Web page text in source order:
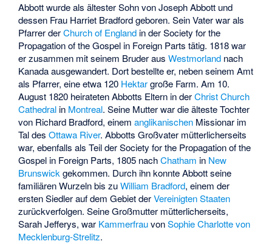
Abbott wurde als ältester Sohn von Joseph Abbott und
dessen Frau Harriet Bradford geboren. Sein Vater war als
Pfarrer derChurch of England in derSociety for the
Propagation of the Gospel in Foreign Parts tätig. 1818 war
er zusammen mit seinem Bruder ausWestmorland nach
Kanada ausgewandert. Dort bestellte er, neben seinem Amt
als Pfarrer, eine etwa 120 Hektargroße Farm. Am 10.
August 1820 heirateten Abbotts Eltern in derChrist Church
Cathedral in Montreal. Seine Mutter war die älteste Tochter
von Richard Bradford, einemanglikanischen Missionar im
Tal desOttawa River. Abbotts Großvater mütterlicherseits
war, ebenfalls als Teil der Society for the Propagation of the
Gospel in Foreign Parts, 1805 nachChatham in New
Brunswickgekommen. Durch ihn konnte Abbott seine
familiären Wurzeln bis zuWilliam Bradford, einem der
ersten Siedler auf dem Gebiet derVereinigten Staaten
zurückverfolgen. Seine Großmutter mütterlicherseits,
Sarah Jefferys, war KammerfrauvonSophie Charlotte von
Mecklenburg-Strelitz.